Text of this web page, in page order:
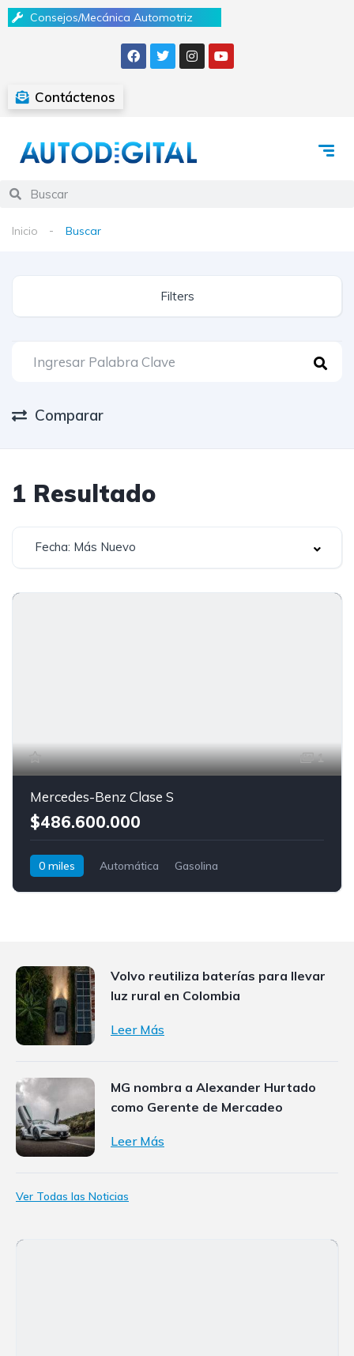
Consejos/Mecánica Automotriz
Contáctenos
Inicio Buscar
Filters
Comparar
1 Resultado
Fecha: Más Nuevo
1
Mercedes-Benz Clase S
$486.600.000
0 miles Automática
Gasolina
Volvo reutiliza baterías para llevar
luz rural en Colombia
Leer Más
MG nombra a Alexander Hurtado
como Gerente de Mercadeo
Leer Más
Ver Todas las Noticias